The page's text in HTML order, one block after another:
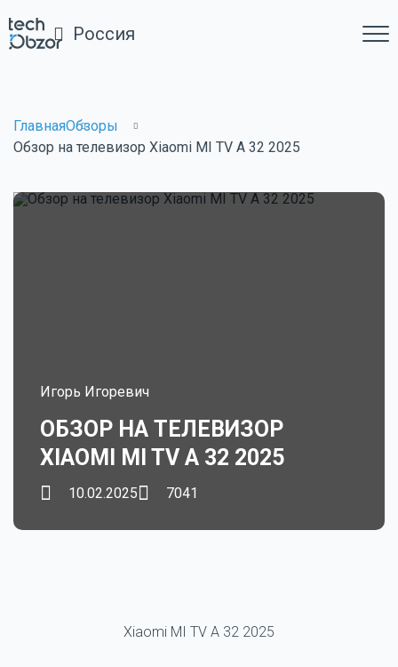
Россия
ГлавнаяОбзоры
Обзор на телевизор Xiaomi MI TV A 32 2025
Игорь Игоревич
ОБЗОР НА ТЕЛЕВИЗОР
XIAOMI MI TV A 32 2025
10.02.2025 7041
Xiaomi MI TV A 32 2025